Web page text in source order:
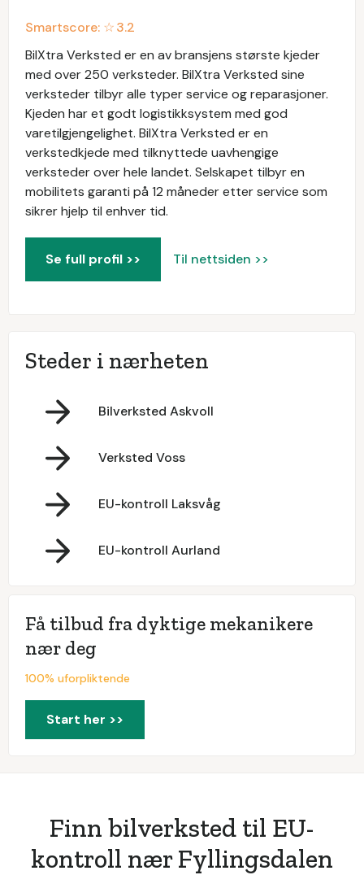
Smartscore: ☆3.2
BilXtra Verksted er en av bransjens største kjeder
med over 250 verksteder. BilXtra Verksted sine
verksteder tilbyr alle typer service og reparasjoner.
Kjeden har et godt logistikksystem med god
varetilgjengelighet. BilXtra Verksted er en
verkstedkjede med tilknyttede uavhengige
verksteder over hele landet. Selskapet tilbyr en
mobilitets garanti på 12 måneder etter service som
sikrer hjelp til enhver tid.
Se full profil >> Til nettsiden >>
Steder i nærheten
Bilverksted Askvoll
Verksted Voss
EU-kontroll Laksvåg
EU-kontroll Aurland
Få tilbud fra dyktige mekanikere
nær deg
100% uforpliktende
Start her >>
Finn bilverksted til EU-
kontroll nær Fyllingsdalen